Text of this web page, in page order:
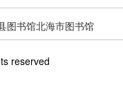
图书馆北海市图书馆
reserved